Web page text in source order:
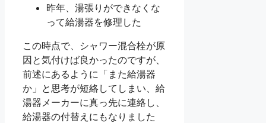
昨年、湯張りができなくな
って給湯器を修理した
この時点で、シャワー混合栓が原
因と気付けば良かったのですが、
前述にあるように「また給湯器
か」と思考が短絡してしまい、給
湯器メーカーに真っ先に連絡し、
給湯器の付替えにもなりました